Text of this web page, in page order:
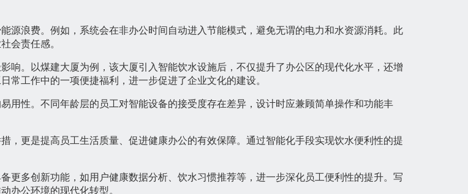
源浪费。例如，系统会在非办公时间自动进入节能模式，避免无谓的电力和水资源消耗。此
会责任感。
响。以煤建大厦为例，该大厦引入智能饮水设施后，不仅提升了办公区的现代化水平，还增
常工作中的一项便捷福利，进一步促进了企业文化的建设。
用性。不同年龄层的员工对智能设备的接受度存在差异，设计时应兼顾简单操作和功能丰
，更是提高员工生活质量、促进健康办公的有效保障。通过智能化手段实现饮水便利性的提
更多创新功能，如用户健康数据分析、饮水习惯推荐等，进一步深化员工便利性的提升。写
办公环境的现代化转型。